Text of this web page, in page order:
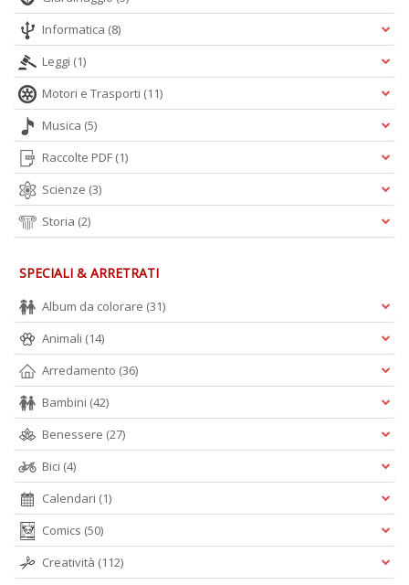
Informatica (8)
Leggi (1)
Motori e Trasporti (11)
Musica (5)
Raccolte PDF (1)
Scienze (3)
Storia (2)
SPECIALI & ARRETRATI
Album da colorare (31)
Animali (14)
Arredamento (36)
Bambini (42)
Benessere (27)
Bici (4)
Calendari (1)
Comics (50)
Creatività (112)